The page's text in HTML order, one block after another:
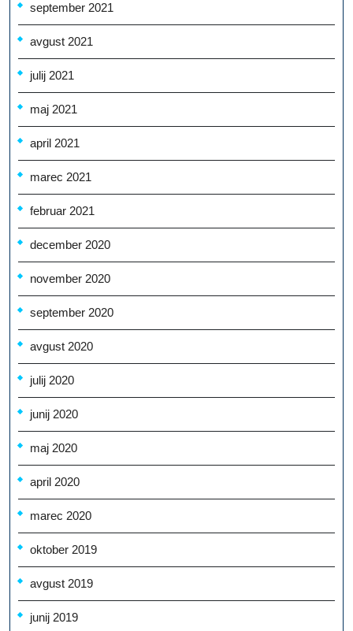
september 2021
avgust 2021
julij 2021
maj 2021
april 2021
marec 2021
februar 2021
december 2020
november 2020
september 2020
avgust 2020
julij 2020
junij 2020
maj 2020
april 2020
marec 2020
oktober 2019
avgust 2019
junij 2019